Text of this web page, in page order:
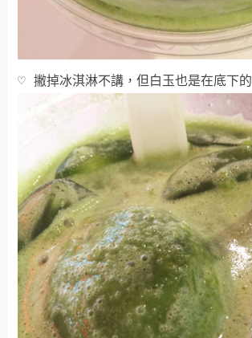
♡ 撇掉冰淇淋不講，但白玉也是在底下的